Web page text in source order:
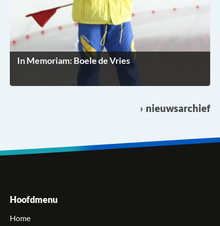
In Memoriam: Boele de Vries
nieuwsarchief
Hoofdmenu
Home